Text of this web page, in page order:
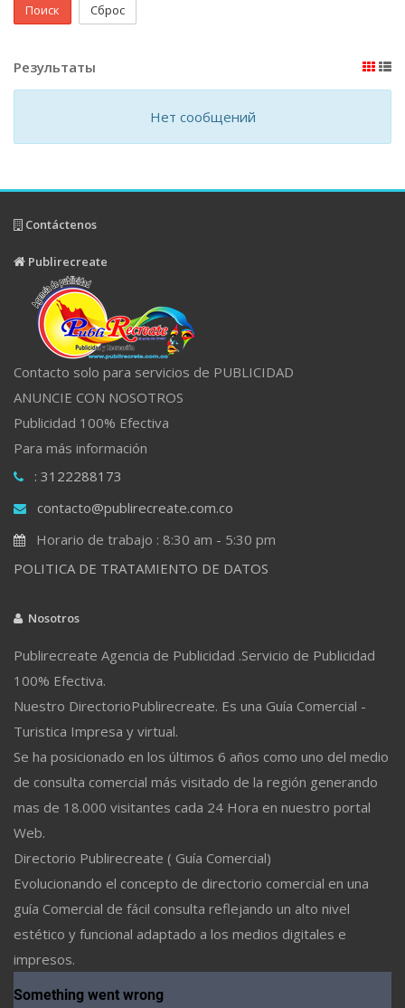
Поиск Сброс
Результаты
Нет сообщений
Contáctenos
Publirecreate
Contacto solo para servicios de PUBLICIDAD
ANUNCIE CON NOSOTROS
Publicidad 100% Efectiva
Para más información
: 3122288173
contacto@publirecreate.com.co
Horario de trabajo : 8:30 am - 5:30 pm
POLITICA DE TRATAMIENTO DE DATOS
Nosotros
Publirecreate Agencia de Publicidad .Servicio de Publicidad
100% Efectiva.
Nuestro DirectorioPublirecreate. Es una Guía Comercial -
Turistica Impresa y virtual.
Se ha posicionado en los últimos 6 años como uno del medio
de consulta comercial más visitado de la región generando
mas de 18.000 visitantes cada 24 Hora en nuestro portal
Web.
Directorio Publirecreate ( Guía Comercial)
Evolucionando el concepto de directorio comercial en una
guía Comercial de fácil consulta reflejando un alto nivel
estético y funcional adaptado a los medios digitales e
impresos.